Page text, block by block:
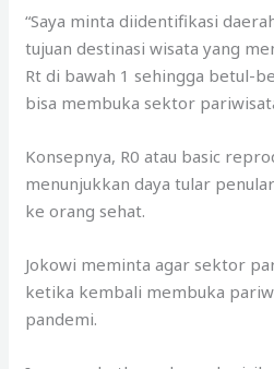
“Saya minta diidentifikasi
tujuan destinasi wisata yang
Rt di bawah 1 sehingga betul-
bisa membuka sektor
Konsepnya, R0 atau basic
menunjukkan daya tular
ke orang sehat.
Jokowi meminta agar sektor
ketika kembali membuka
pandemi.